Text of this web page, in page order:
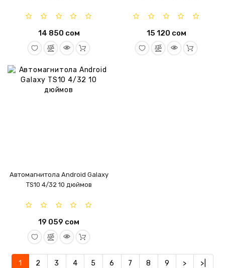
14 850 сом 15 120 сом
Автомагнитола Android Galaxy
TS10 4/32 10 дюймов
19 059 сом
1 2 3 4 5 6 7 8 9 > >|